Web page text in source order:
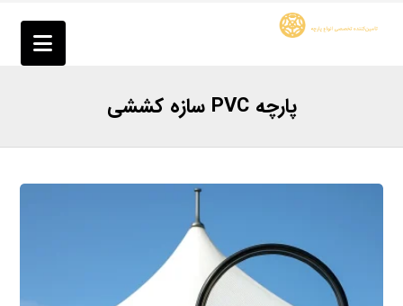
پارچه PVC سازه کششی